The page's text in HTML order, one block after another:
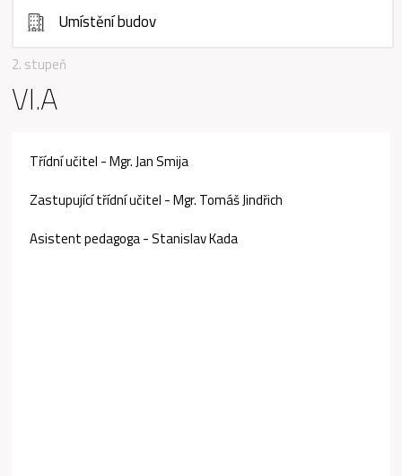
2. stupeň
VI.A
Třídní učitel - Mgr. Jan Smija
Zastupující třídní učitel - Mgr. Tomáš Jindřich
Asistent pedagoga - Stanislav Kada
Umístění budov